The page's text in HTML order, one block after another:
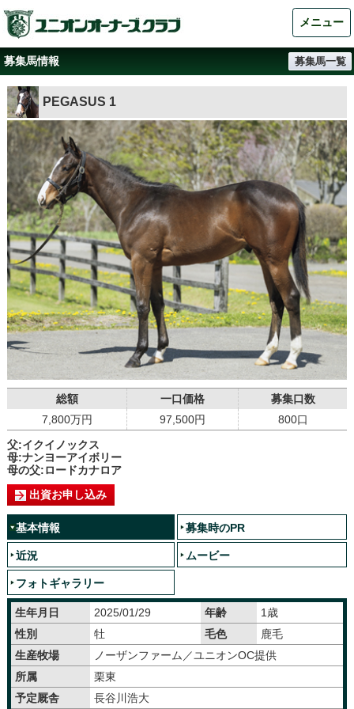
メニュー
募集馬情報 募集馬一覧
PEGASUS 1
総額 一口価格
募集口数
7,800万円
97,500円
800口
父:イクイノックス
母:ナンヨーアイボリー
母の父:ロードカナロア
出資お申し込み
基本情報 募集時のPR
近況 ムービー
フォトギャラリー
生年月日 2025/01/29 年齢
1歳
性別
牡 毛色
鹿毛
生産牧場
ノーザンファーム／ユニオンOC提供
所属
栗東
予定厩舎
長谷川浩大